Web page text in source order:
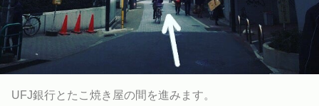
UFJ銀行とたこ焼き屋の間を進みます。